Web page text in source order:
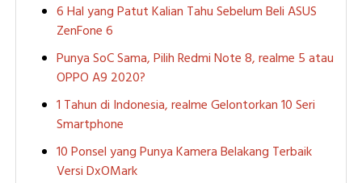
6 Hal yang Patut Kalian Tahu Sebelum Beli ASUS
ZenFone 6
Punya SoC Sama, Pilih Redmi Note 8, realme 5 atau
OPPO A9 2020?
1 Tahun di Indonesia, realme Gelontorkan 10 Seri
Smartphone
10 Ponsel yang Punya Kamera Belakang Terbaik
Versi DxOMark